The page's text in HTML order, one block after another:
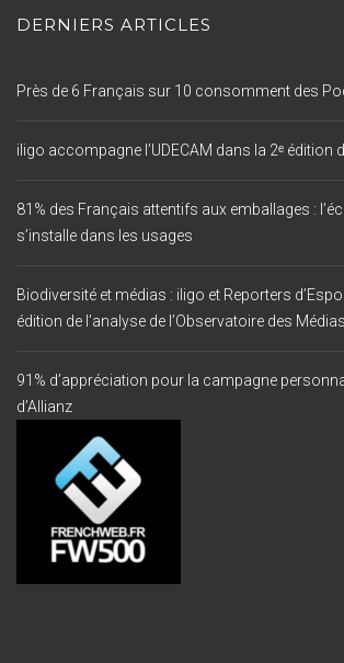
DERNIERS ARTICLES
Près de 6 Français sur 10 consomment des
iligo accompagne l’UDECAM dans la 2ᵉ édition
81% des Français attentifs aux emballages :
s’installe dans les usages
Biodiversité et médias : iligo et Reporters
édition de l’analyse de l’Observatoire des
91% d’appréciation pour la campagne
d’Allianz